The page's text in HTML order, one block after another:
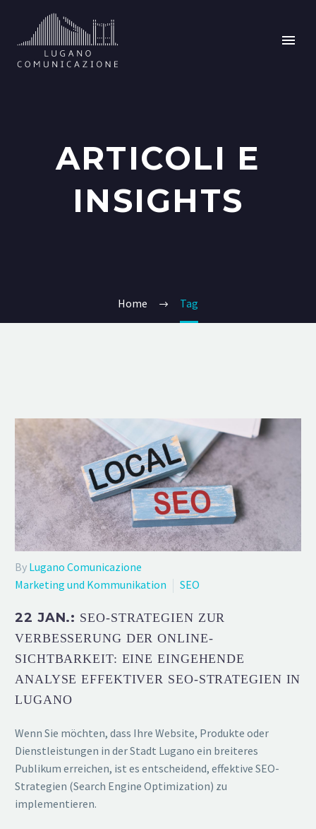
ARTICOLI E
INSIGHTS
Home Tag
By Lugano Comunicazione
Marketing und Kommunikation
SEO
22 JAN.: SEO-STRATEGIEN ZUR
VERBESSERUNG DER ONLINE-
SICHTBARKEIT: EINE EINGEHENDE
ANALYSE EFFEKTIVER SEO-STRATEGIEN IN
LUGANO
Wenn Sie möchten, dass Ihre Website, Produkte oder
Dienstleistungen in der Stadt Lugano ein breiteres
Publikum erreichen, ist es entscheidend, effektive SEO-
Strategien (Search Engine Optimization) zu
implementieren.